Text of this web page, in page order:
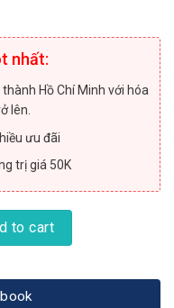
nhất:
Hồ Chí Minh với hóa
lên.
ưu đãi
trị giá 50K
quantity
to cart